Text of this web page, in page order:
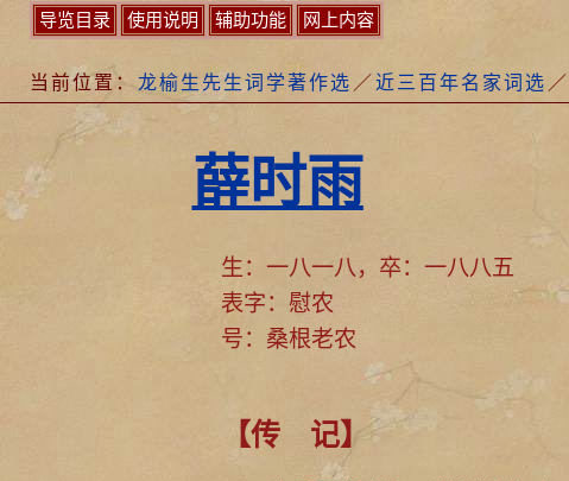
导览目录 使用说明 辅助功能 网上内容
当前位置： 龙榆生先生词学著作选 ／ 近三百年名家词选 ／
薛时雨
生：一八一八，卒：一八八五
表字：慰农
号：桑根老农
【传 记】